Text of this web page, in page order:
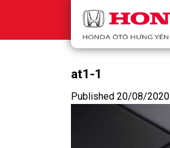
content
at1-1
Published 20/08/2020